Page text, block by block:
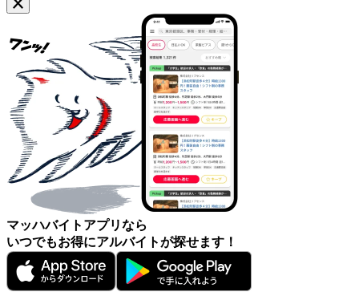
マッハバイトアプリなら
いつでもお得にアルバイトが探せます！